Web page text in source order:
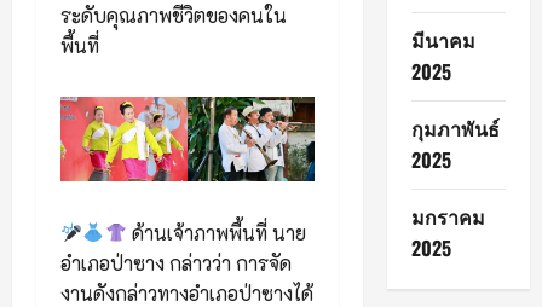
ระดับคุณภาพชีวิตของคนใน
พื้นที่
ด้านเจ้าภาพพื้นที่ นาย
อำเภอป่าซาง กล่าวว่า การจัด
งานดังกล่าวทางอำเภอป่าซางได้
มีนาคม
2025
กุมภาพันธ์
2025
มกราคม
2025